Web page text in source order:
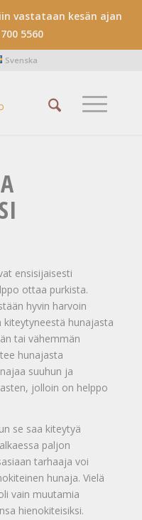
vastataan kesän ajan
5560
Svenska
ensisijaisesti
ottaa purkista.
hyvin harvoin
kiteytyneestä hunajasta
tai vähemmän
hunajasta
suuhun ja
jolloin on helppo
se saa kiteytyä
paljon
tarhaaja voi
hunaja. Vielä
vain muutamia
hienokiteisiksi.